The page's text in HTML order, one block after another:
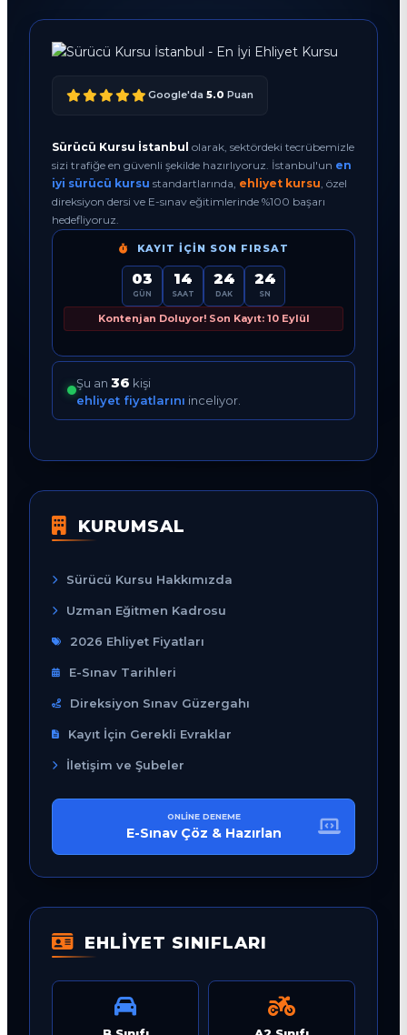
Google'da 5.0 Puan
Sürücü Kursu İstanbul olarak, sektördeki tecrübemizle
sizi trafiğe en güvenli şekilde hazırlıyoruz. İstanbul'un en
iyi sürücü kursu standartlarında, ehliyet kursu , özel
direksiyon dersi ve E-sınav eğitimlerinde %100 başarı
hedefliyoruz.
KAYIT İÇIN SON FIRSAT
03
GÜN
14
SAAT
24
DAK
23
SN
Kontenjan Doluyor! Son Kayıt: 10 Eylül
Şu an 37 kişi
ehliyet fiyatlarını inceliyor.
KURUMSAL
Sürücü Kursu Hakkımızda
Uzman Eğitmen Kadrosu
2026 Ehliyet Fiyatları
E-Sınav Tarihleri
Direksiyon Sınav Güzergahı
Kayıt İçin Gerekli Evraklar
İletişim ve Şubeler
ONLINE DENEME
E-Sınav Çöz & Hazırlan
EHLİYET SINIFLARI